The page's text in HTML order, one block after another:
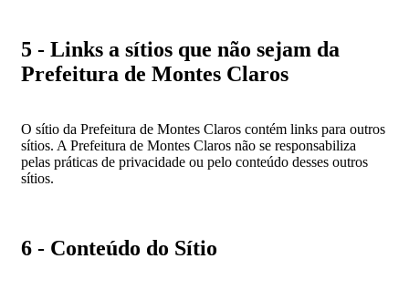
5 - Links a sítios que não sejam da
Prefeitura de Montes Claros
O sítio da Prefeitura de Montes Claros contém links para outros
sítios. A Prefeitura de Montes Claros não se responsabiliza
pelas práticas de privacidade ou pelo conteúdo desses outros
sítios.
6 - Conteúdo do Sítio